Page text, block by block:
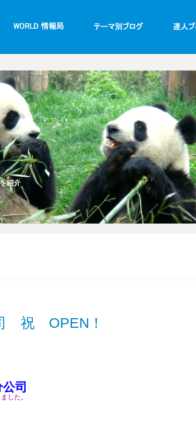
紹介
祝 OPEN！
司
。